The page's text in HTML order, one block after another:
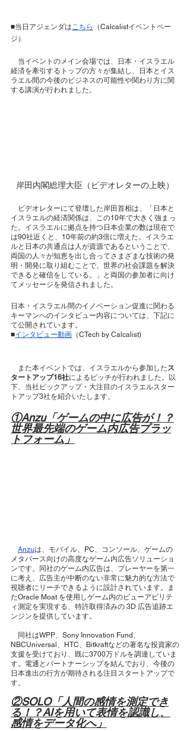
■当日アジェンダは こちら
（Calcalistイベントペー
ジ）
当イベントのメイン会場では、日本・イスラエル
経済を牽引するトップの方々が集結し、日本とイス
ラエル間の今後のビジネスの可能性や関わり方に関
する講演が行われました。
岸田内閣総理大臣（ビデオレターの上映）
ビデオレターにて登壇した岸田首相は、「日本と
イスラエルの経済関係は、この10年で大きく強まっ
た。イスラエルに拠点を持つ日本企業の数は現在で
は90社近くと、10年前の約3倍に増えた。イスラエ
ルと日本の共通点は人が資源であるということで、
両国の人々が知恵を出し合ってさまざまな技術の発
明・開発に取り組むことで、世界の社会課題を解決
できると確信をしている。」と両国の参加者に向け
てメッセージを発信されました。
日本・イスラエル間のイノベーション促進に関わる
キーマンへのインタビュー内容については、下記に
て公開されています。
■インタビュー動画 （CTech by Calcalist)
また本イベントでは、イスラエルから参加した ス
タートアップ16社によるピッチが行われました。以
下、当社ピックアップ・大注目のイスラエルスター
トアップ3社を紹介いたします。
①Anzu「ゲームの中に広告が！？
世界最先端のゲーム内広告プラッ
トフォーム」
Anzuは、モバイル、PC、コンソール、ゲームの
メタバース向けの高度なゲーム内広告ソリューショ
ンです。同社のゲーム内広告は、プレーヤーを第一
に考え、広告主が中断のない非常に魅力的な方法で
視聴者にリーチできるように設計されています。ま
たOracle Moat を使用しゲーム内のビューアビリテ
ィ測定を実現する、特許取得済みの 3D 広告追跡エ
ンジンを提供しています。
同社はWPP、Sony Innovation Fund、
NBCUniversal、HTC、Bitkraftなどの著名な投資家の
支援を受けており、既に3700万ドルを調達していま
す。電通とパートナーシップを結んでおり、今後の
日本進出の行方が期待される注目スタートアップで
す。
②SOLO「人間の感情を測定でき
る！？AIを用いて表情を認識し、
感情をデータ化へ」